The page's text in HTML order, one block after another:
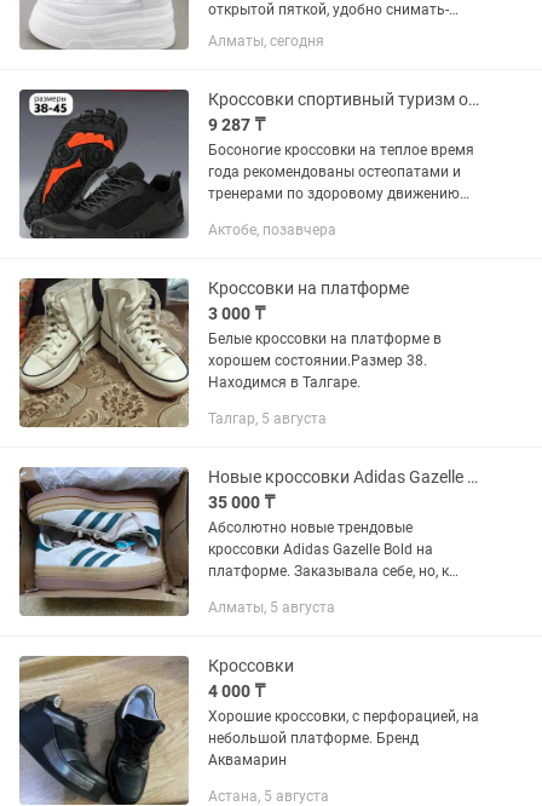
открытой пяткой, удобно снимать-
одевать. Размер: 34, высота
платформы 10см
Алматы, сегодня
Кроссовки спортивный туризм ортопедические
9 287 ₸
Босоногие кроссовки на теплое время
года рекомендованы остеопатами и
тренерами по здоровому движению
при вальгусной деформации пальца
Актобе, позавчера
Кроссовки на платформе
3 000 ₸
Белые кроссовки на платформе в
хорошем состоянии.Размер 38.
Находимся в Талгаре.
Талгар, 5 августа
Новые кроссовки Adidas Gazelle Bold
35 000 ₸
Абсолютно новые трендовые
кроссовки Adidas Gazelle Bold на
платформе. Заказывала себе, но, к
Ни разу не надевала на улицу, только
Алматы, 5 августа
Кроссовки
4 000 ₸
Хорошие кроссовки, с перфорацией, на
небольшой платформе. Бренд
Аквамарин
Астана, 5 августа